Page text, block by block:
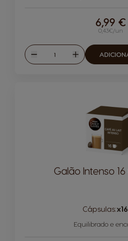
0,43€/un
6,99 €
Reduzir
Quantidade
Aumentar
Galão Intenso
Cápsulas:x16
Equilibrado e